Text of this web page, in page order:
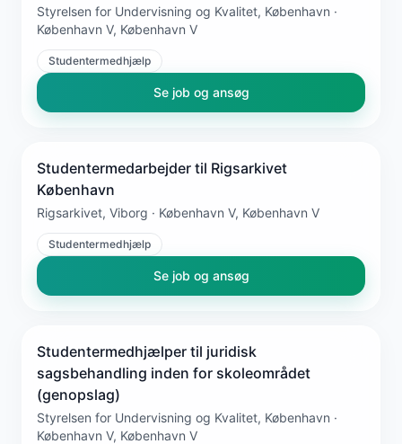
Styrelsen for Undervisning og Kvalitet, København ·
København V, København V
Studentermedhjælp
Se job og ansøg
Studentermedarbejder til Rigsarkivet
København
Rigsarkivet, Viborg · København V, København V
Studentermedhjælp
Se job og ansøg
Studentermedhjælper til juridisk
sagsbehandling inden for skoleområdet
(genopslag)
Styrelsen for Undervisning og Kvalitet, København ·
København V, København V